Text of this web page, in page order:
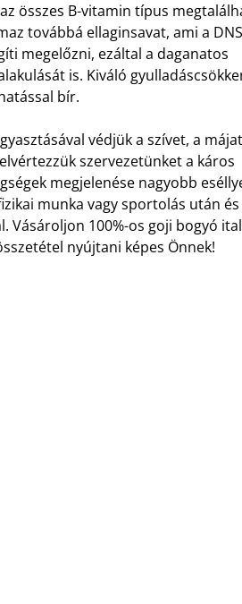
összes B-vitamin típus
továbbá ellaginsavat, ami a DNS
megelőzni, ezáltal a daganatos
is. Kiváló
bír.
védjük a szívet, a
szervezetünket a káros
megjelenése nagyobb
munka vagy sportolás után és
Vásároljon 100%-os goji bogyó
nyújtani képes Önnek!